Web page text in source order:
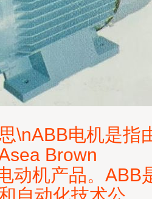
\nABB电机是指
Brown
动机产品。ABB